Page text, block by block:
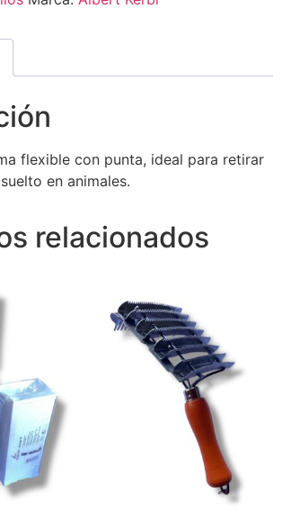
flexible con punta, ideal para retirar
en animales.
relacionados